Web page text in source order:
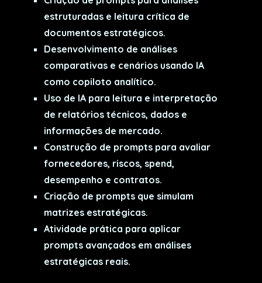
estruturadas e leitura crítica de
documentos estratégicos.
Desenvolvimento de análises
comparativas e cenários usando IA
como copiloto analítico.
Uso de IA para leitura e interpretação
de relatórios técnicos, dados e
informações de mercado.
Construção de prompts para avaliar
fornecedores, riscos, spend,
desempenho e contratos.
Criação de prompts que simulam
matrizes estratégicas.
Atividade prática para aplicar
prompts avançados em análises
estratégicas reais.